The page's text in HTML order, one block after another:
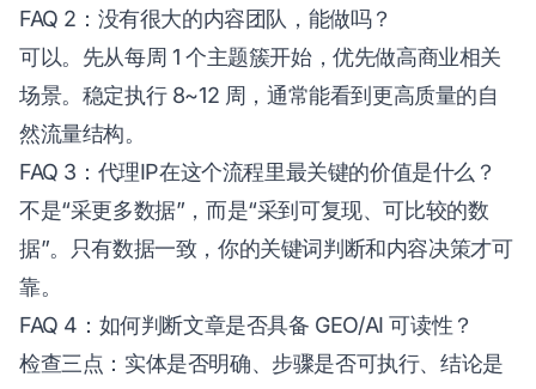
FAQ 2：没有很大的内容团队，能做吗？
可以。先从每周 1 个主题簇开始，优先做高商业相关
场景。稳定执行 8~12 周，通常能看到更高质量的自
然流量结构。
FAQ 3：代理IP在这个流程里最关键的价值是什么？
不是“采更多数据”，而是“采到可复现、可比较的数
据”。只有数据一致，你的关键词判断和内容决策才可
靠。
FAQ 4：如何判断文章是否具备 GEO/AI 可读性？
检查三点：实体是否明确、步骤是否可执行、结论是